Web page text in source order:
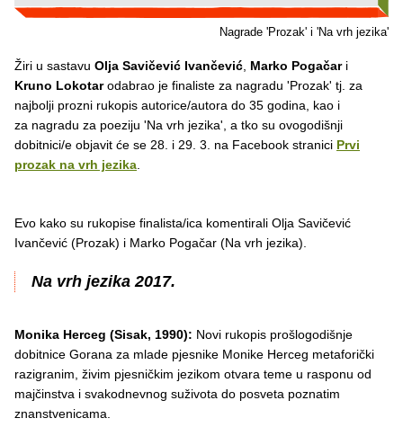
Nagrade 'Prozak' i 'Na vrh jezika'
Žiri u sastavu Olja Savičević Ivančević, Marko Pogačari
Kruno Lokotarodabrao je finaliste za nagradu 'Prozak' tj. za
najbolji prozni rukopis autorice/autora do 35 godina, kao i
za nagradu za poeziju 'Na vrh jezika', a tko su ovogodišnji
dobitnici/e objavit će se 28. i 29. 3. na Facebook stranici Prvi
prozak na vrh jezika.
Evo kako su rukopise finalista/ica komentirali Olja Savičević
Ivančević (Prozak) i Marko Pogačar (Na vrh jezika).
Na vrh jezika 2017.
Monika Herceg (Sisak, 1990): Novi rukopis prošlogodišnje
dobitnice Gorana za mlade pjesnike Monike Herceg metaforički
razigranim, živim pjesničkim jezikom otvara teme u rasponu od
majčinstva i svakodnevnog suživota do posveta poznatim
znanstvenicama.